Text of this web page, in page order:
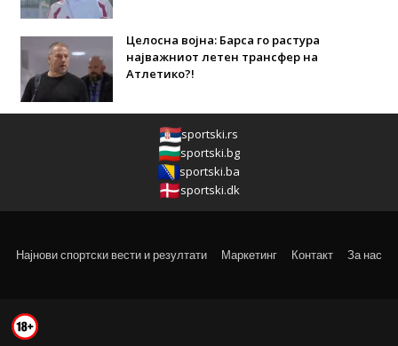
Целосна војна: Барса го растура
најважниот летен трансфер на
Атлетико?!
sportski.rs
sportski.bg
sportski.ba
sportski.dk
Најнови спортски вести и резултати Маркетинг Контакт За нас